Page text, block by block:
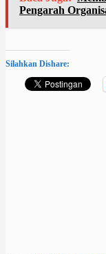
Pengarah
Silahkan Dishare: